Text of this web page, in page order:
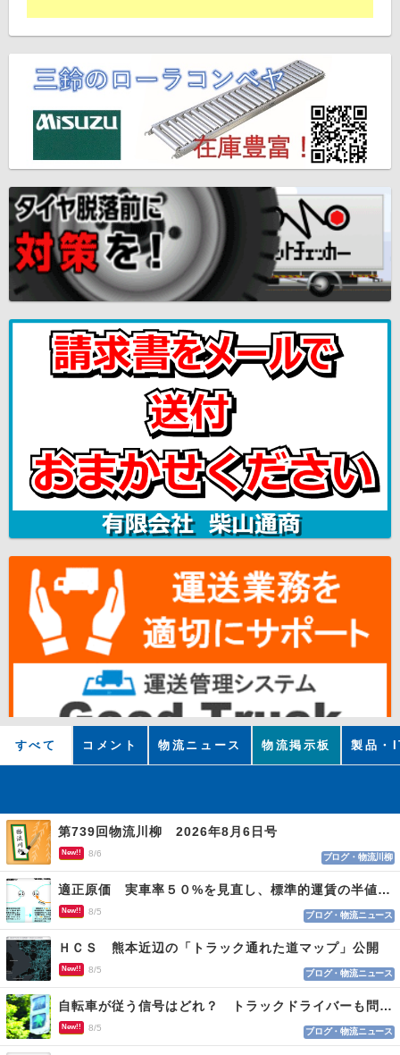
すべて コメント 物流ニュース 物流掲示板 製品・
第739回物流川柳 2026年8月6日号
New!! 8/6 ブログ・物流川柳
適正原価 実車率５０%を見直し、標準的運賃の半値の恐れも
New!! 8/5 ブログ・物流ニュース
ＨＣＳ 熊本近辺の「トラック通れた道マップ」公開
New!! 8/5 ブログ・物流ニュース
自転車が従う信号はどれ？ トラックドライバーも問われる認識
New!! 8/5 ブログ・物流ニュース